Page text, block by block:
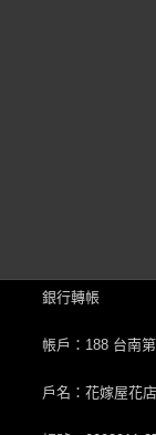
銀行轉帳
帳戶：188 台南
戶名：花嫁屋花